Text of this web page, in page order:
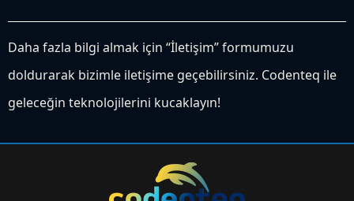
Daha fazla bilgi almak için “İletişim” formumuzu
doldurarak bizimle iletişime geçebilirsiniz. Codenteq ile
geleceğin teknolojilerini kucaklayın!